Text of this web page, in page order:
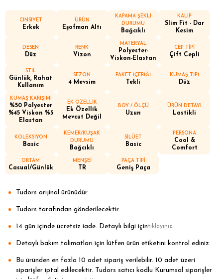
CİNSİYET
Erkek
ÜRÜN
Eşofman Altı
KAPAMA ŞEKLİ
DURUMU
Bağcıklı
KALIP
Slim Fit - Dar
Kesim
DESEN
Düz
RENK
Vizon
MATERYAL
Polyester-
Viskon-Elastan
CEP TİPİ
Çift Cepli
STİL
Günlük, Rahat
Kullanım
SEZON
4 Mevsim
PAKET İÇERİĞİ
Tekli
KUMAŞ TİPİ
Düz
KUMAŞ KARIŞIMI
%50 Polyester
%45 Viskon %5
Elastan
EK ÖZELLİK
Ek Özellik
Mevcut Değil
BOY / ÖLÇÜ
Uzun
ÜRÜN DETAYI
Lastikli
KOLEKSİYON
Basic
KEMER/KUŞAK
DURUMU
Bağcıklı
SİLÜET
Basic
PERSONA
Cool &
Comfort
ORTAM
Casual/Günlük
MENŞEİ
TR
PAÇA TİPİ
Geniş Paça
Tudors orijinal ürünüdür.
Tudors tarafından gönderilecektir.
14 gün içinde ücretsiz iade. Detaylı bilgi içintıklayınız.
Detaylı bakım talimatları için lütfen ürün etiketini kontrol ediniz.
Bu üründen en fazla 10 adet sipariş verilebilir. 10 adet üzeri
siparişler iptal edilecektir. Tudors satıcı kodlu Kurumsal siparişler